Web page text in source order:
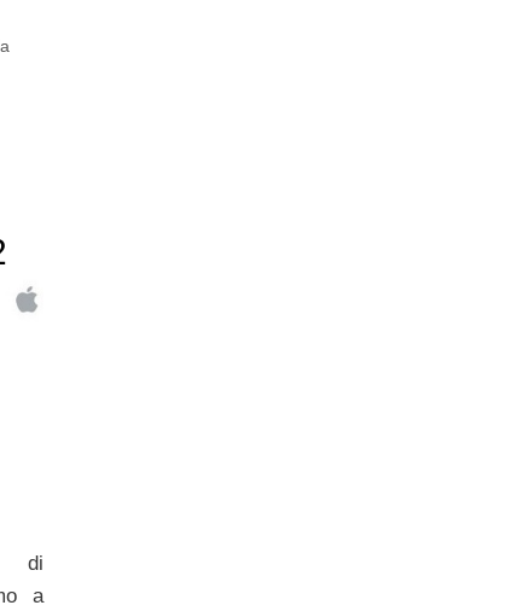
di
a